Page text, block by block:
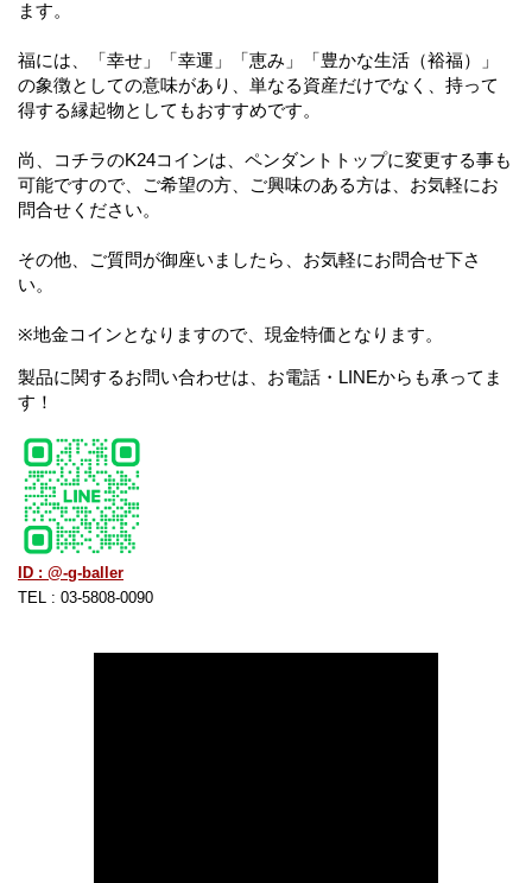
ます。
福には、「幸せ」「幸運」「恵み」「豊かな生活（裕福）」
の象徴としての意味があり、単なる資産だけでなく、持って
得する縁起物としてもおすすめです。
尚、コチラのK24コインは、ペンダントトップに変更する事も
可能ですので、ご希望の方、ご興味のある方は、お気軽にお
問合せください。
その他、ご質問が御座いましたら、お気軽にお問合せ下さ
い。
※地金コインとなりますので、現金特価となります。
製品に関するお問い合わせは、お電話・LINEからも承ってま
す！
ID : @-g-baller
TEL : 03-5808-0090